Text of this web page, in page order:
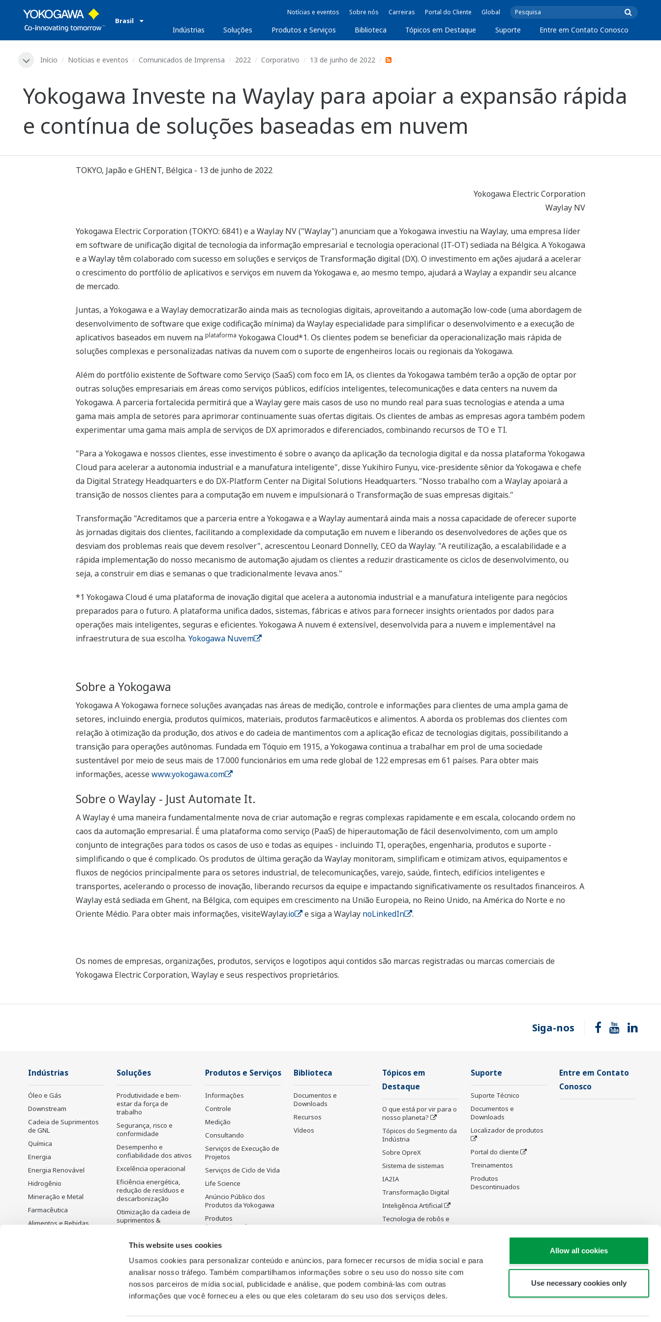
This website uses cookies
Usamos cookies para personalizar conteúdo e anúncios, para fornecer recursos de mídia social e para
analisar nosso tráfego. Também compartilhamos informações sobre o seu uso do nosso site com
nossos parceiros de mídia social, publicidade e análise, que podem combiná-las com outras
informações que você forneceu a eles ou que eles coletaram do seu uso dos serviços deles.
Allow all cookies
Use necessary cookies only
Brasil
Notícias e eventos Sobre nós Carreiras Portal do Cliente Global
Indústrias Soluções Produtos e Serviços Biblioteca Tópicos em Destaque Suporte Entre em Contato Conosco
Início Notícias e eventos Comunicados de Imprensa 2022 Corporativo 13 de junho de 2022
Yokogawa Investe na Waylay para apoiar a expansão rápida
e contínua de soluções baseadas em nuvem
TOKYO, Japão e GHENT, Bélgica - 13 de junho de 2022
Yokogawa Electric Corporation
Waylay NV
Yokogawa Electric Corporation (TOKYO: 6841) e a Waylay NV ("Waylay") anunciam que a Yokogawa investiu na Waylay, uma empresa líder
em software de unificação digital de tecnologia da informação empresarial e tecnologia operacional (IT-OT) sediada na Bélgica. A Yokogawa
e a Waylay têm colaborado com sucesso em soluções e serviços de Transformação digital (DX). O investimento em ações ajudará a acelerar
o crescimento do portfólio de aplicativos e serviços em nuvem da Yokogawa e, ao mesmo tempo, ajudará a Waylay a expandir seu alcance
de mercado.
Juntas, a Yokogawa e a Waylay democratizarão ainda mais as tecnologias digitais, aproveitando a automação low-code (uma abordagem de
desenvolvimento de software que exige codificação mínima) da Waylay especialidade para simplificar o desenvolvimento e a execução de
aplicativos baseados em nuvem na plataforma Yokogawa Cloud*1. Os clientes podem se beneficiar da operacionalização mais rápida de
soluções complexas e personalizadas nativas da nuvem com o suporte de engenheiros locais ou regionais da Yokogawa.
Além do portfólio existente de Software como Serviço (SaaS) com foco em IA, os clientes da Yokogawa também terão a opção de optar por
outras soluções empresariais em áreas como serviços públicos, edifícios inteligentes, telecomunicações e data centers na nuvem da
Yokogawa. A parceria fortalecida permitirá que a Waylay gere mais casos de uso no mundo real para suas tecnologias e atenda a uma
gama mais ampla de setores para aprimorar continuamente suas ofertas digitais. Os clientes de ambas as empresas agora também podem
experimentar uma gama mais ampla de serviços de DX aprimorados e diferenciados, combinando recursos de TO e TI.
"Para a Yokogawa e nossos clientes, esse investimento é sobre o avanço da aplicação da tecnologia digital e da nossa plataforma Yokogawa
Cloud para acelerar a autonomia industrial e a manufatura inteligente", disse Yukihiro Funyu, vice-presidente sênior da Yokogawa e chefe
da Digital Strategy Headquarters e do DX-Platform Center na Digital Solutions Headquarters. "Nosso trabalho com a Waylay apoiará a
transição de nossos clientes para a computação em nuvem e impulsionará o Transformação de suas empresas digitais."
Transformação "Acreditamos que a parceria entre a Yokogawa e a Waylay aumentará ainda mais a nossa capacidade de oferecer suporte
às jornadas digitais dos clientes, facilitando a complexidade da computação em nuvem e liberando os desenvolvedores de ações que os
desviam dos problemas reais que devem resolver", acrescentou Leonard Donnelly, CEO da Waylay. "A reutilização, a escalabilidade e a
rápida implementação do nosso mecanismo de automação ajudam os clientes a reduzir drasticamente os ciclos de desenvolvimento, ou
seja, a construir em dias e semanas o que tradicionalmente levava anos."
*1 Yokogawa Cloud é uma plataforma de inovação digital que acelera a autonomia industrial e a manufatura inteligente para negócios
preparados para o futuro. A plataforma unifica dados, sistemas, fábricas e ativos para fornecer insights orientados por dados para
operações mais inteligentes, seguras e eficientes. Yokogawa A nuvem é extensível, desenvolvida para a nuvem e implementável na
infraestrutura de sua escolha. Yokogawa Nuvem
Sobre a Yokogawa
Yokogawa A Yokogawa fornece soluções avançadas nas áreas de medição, controle e informações para clientes de uma ampla gama de
setores, incluindo energia, produtos químicos, materiais, produtos farmacêuticos e alimentos. A aborda os problemas dos clientes com
relação à otimização da produção, dos ativos e do cadeia de mantimentos com a aplicação eficaz de tecnologias digitais, possibilitando a
transição para operações autônomas. Fundada em Tóquio em 1915, a Yokogawa continua a trabalhar em prol de uma sociedade
sustentável por meio de seus mais de 17.000 funcionários em uma rede global de 122 empresas em 61 países. Para obter mais
informações, acessewww.yokogawa.com
Sobre o Waylay - Just Automate It.
A Waylay é uma maneira fundamentalmente nova de criar automação e regras complexas rapidamente e em escala, colocando ordem no
caos da automação empresarial. É uma plataforma como serviço (PaaS) de hiperautomação de fácil desenvolvimento, com um amplo
conjunto de integrações para todos os casos de uso e todas as equipes - incluindo TI, operações, engenharia, produtos e suporte -
simplificando o que é complicado. Os produtos de última geração da Waylay monitoram, simplificam e otimizam ativos, equipamentos e
fluxos de negócios principalmente para os setores industrial, de telecomunicações, varejo, saúde, fintech, edifícios inteligentes e
transportes, acelerando o processo de inovação, liberando recursos da equipe e impactando significativamente os resultados financeiros. A
Waylay está sediada em Ghent, na Bélgica, com equipes em crescimento na União Europeia, no Reino Unido, na América do Norte e no
Oriente Médio. Para obter mais informações, visiteWaylay.io e siga a Waylay noLinkedIn .
Os nomes de empresas, organizações, produtos, serviços e logotipos aqui contidos são marcas registradas ou marcas comerciais de
Yokogawa Electric Corporation, Waylay e seus respectivos proprietários.
Siga-nos
Indústrias
Óleo e Gás
Downstream
Cadeia de Suprimentos
de GNL
Química
Energia
Energia Renovável
Hidrogênio
Mineração e Metal
Farmacêutica
Alimentos e Bebidas
Soluções
Produtividade e bem-
estar da força de
trabalho
Segurança, risco e
conformidade
Desempenho e
confiabilidade dos ativos
Excelência operacional
Eficiência energética,
redução de resíduos e
descarbonização
Otimização da cadeia de
suprimentos &
Planejamento,
programação e
otimização da produção
Solução de
Carbono
Produtos e Serviços
Informações
Controle
Medição
Consultando
Serviços de Execução de
Projetos
Serviços de Ciclo de Vida
Life Science
Anúncio Público dos
Produtos da Yokogawa
Produtos
Descontinuados
Biblioteca
Documentos e
Downloads
Recursos
Vídeos
Tópicos em
Destaque
O que está por vir para o
nosso planeta?
Tópicos do Segmento da
Indústria
Sobre OpreX
Sistema de sistemas
IA2IA
Transformação Digital
Inteligência Artificial
Tecnologia de robôs e
drones
Suporte
Suporte Técnico
Documentos e
Downloads
Localizador de produtos
Portal do cliente
Treinamentos
Produtos
Descontinuados
Entre em Contato
Conosco